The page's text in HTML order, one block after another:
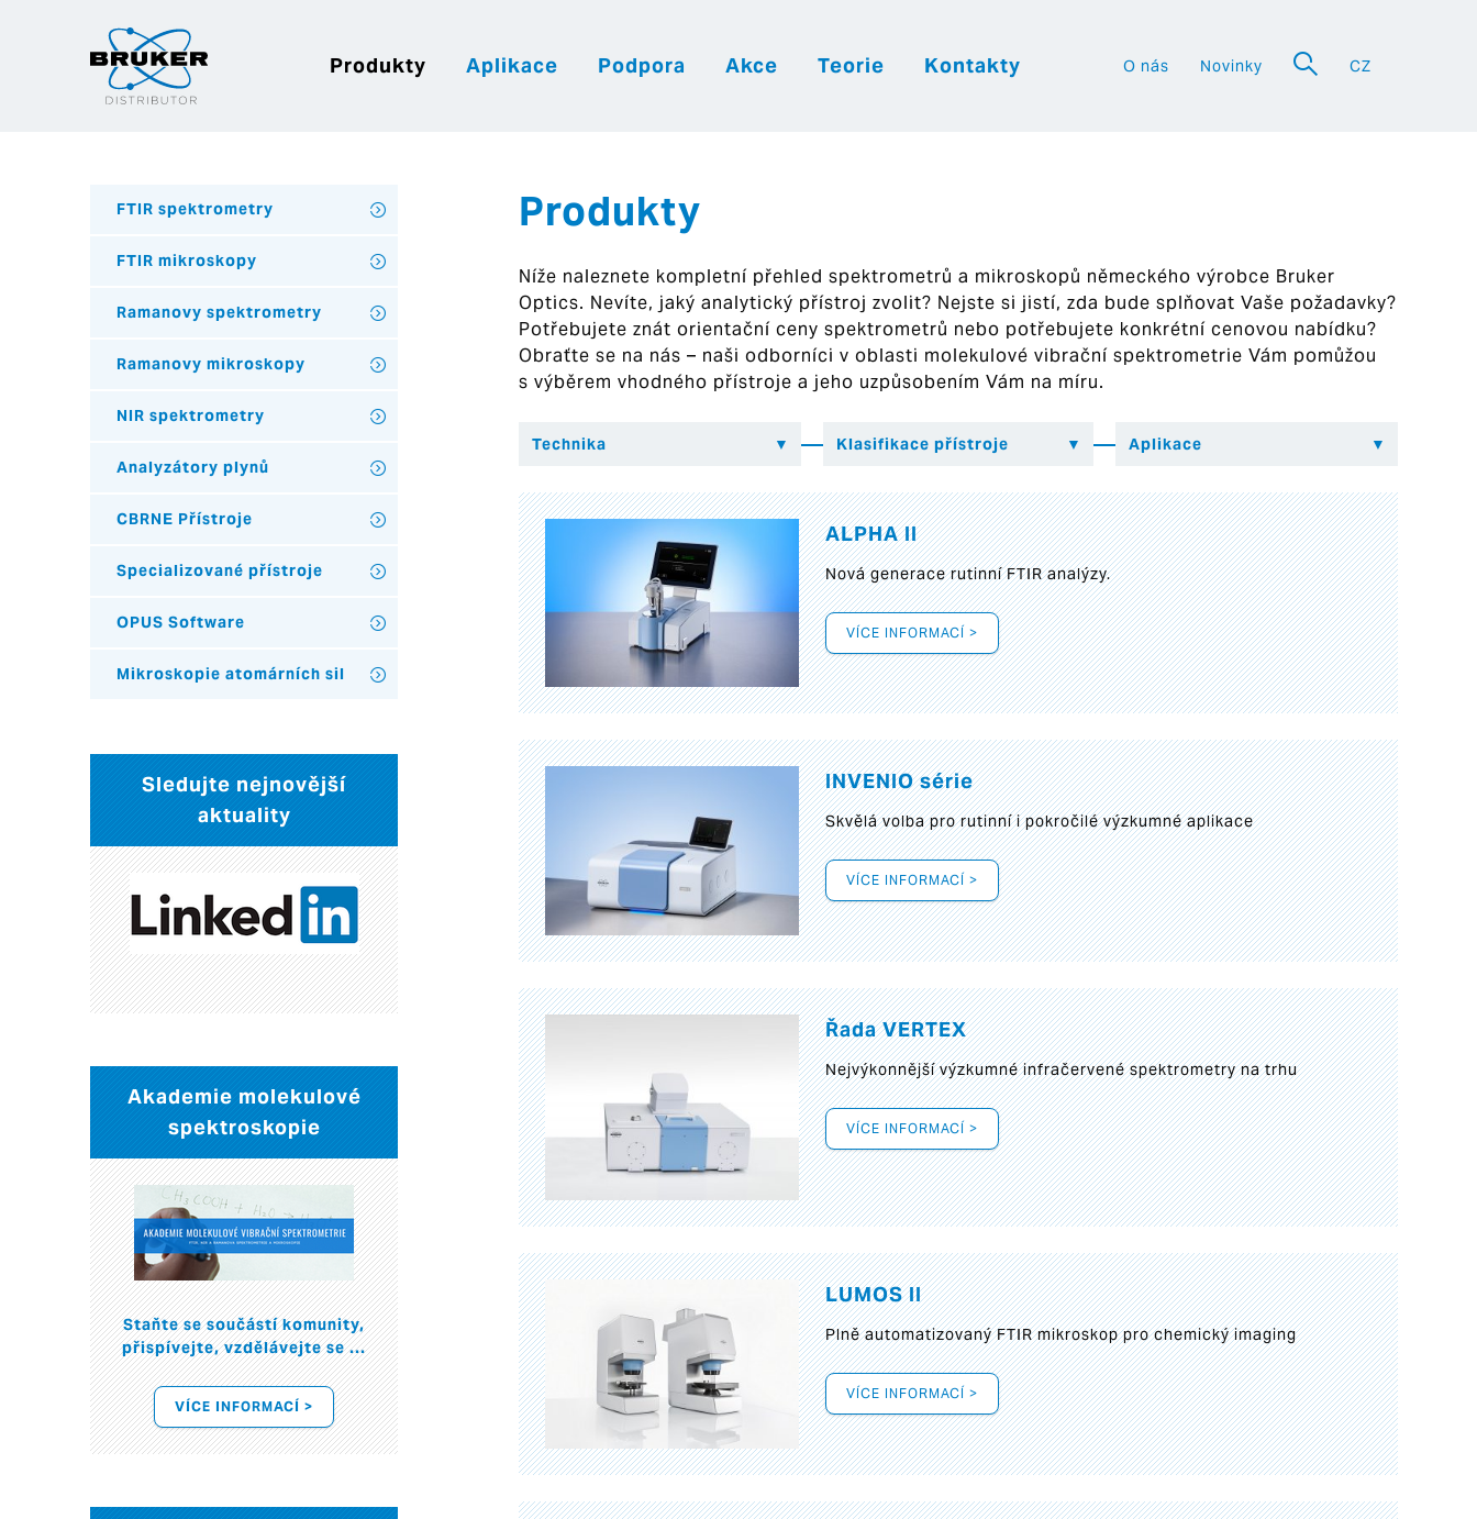
Produkty Aplikace Podpora Akce Teorie Kontakty O nás Novinky CZ
Produkty
Níže naleznete kompletní přehled spektrometrů a mikroskopů německého výrobce Bruker
Optics. Nevíte, jaký analytický přístroj zvolit? Nejste si jistí, zda bude splňovat Vaše požadavky?
Potřebujete znát orientační ceny spektrometrů nebo potřebujete konkrétní cenovou nabídku?
Obraťte se na nás – naši odborníci v oblasti molekulové vibrační spektrometrie Vám pomůžou
s výběrem vhodného přístroje a jeho uzpůsobením Vám na míru.
ALPHA II
Nová generace rutinní FTIR analýzy.
VÍCE INFORMACÍ >
INVENIO série
Skvělá volba pro rutinní i pokročilé výzkumné aplikace
VÍCE INFORMACÍ >
Řada VERTEX
Nejvýkonnější výzkumné infračervené spektrometry na trhu
VÍCE INFORMACÍ >
LUMOS II
Plně automatizovaný FTIR mikroskop pro chemický imaging
VÍCE INFORMACÍ >
FTIR spektrometry
FTIR mikroskopy
Ramanovy spektrometry
Ramanovy mikroskopy
NIR spektrometry
Analyzátory plynů
CBRNE Přístroje
Specializované přístroje
OPUS Software
Mikroskopie atomárních sil
Sledujte nejnovější
aktuality
Akademie molekulové
spektroskopie
Staňte se součástí komunity,
přispívejte, vzdělávejte se ...
VÍCE INFORMACÍ >